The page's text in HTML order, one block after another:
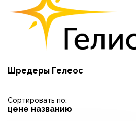
Шредеры Гелеос
Сортировать по:
цене названию